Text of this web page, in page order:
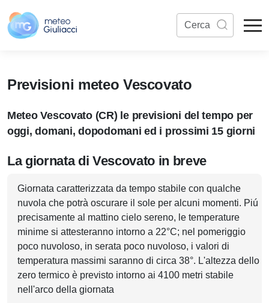
Previsioni meteo Vescovato
Meteo Vescovato (CR) le previsioni del tempo per
oggi, domani, dopodomani ed i prossimi 15 giorni
La giornata di Vescovato in breve
Giornata caratterizzata da tempo stabile con qualche
nuvola che potrà oscurare il sole per alcuni momenti. Piú
precisamente al mattino cielo sereno, le temperature
minime si attesteranno intorno a 22°C; nel pomeriggio
poco nuvoloso, in serata poco nuvoloso, i valori di
temperatura massimi saranno di circa 38°. L'altezza dello
zero termico è previsto intorno ai 4100 metri stabile
nell'arco della giornata